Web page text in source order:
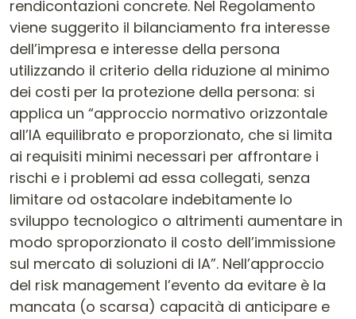
rendicontazioni concrete. Nel Regolamento
viene suggerito il bilanciamento fra interesse
dell’impresa e interesse della persona
utilizzando il criterio della riduzione al minimo
dei costi per la protezione della persona: si
applica un “approccio normativo orizzontale
all’IA equilibrato e proporzionato, che si limita
ai requisiti minimi necessari per affrontare i
rischi e i problemi ad essa collegati, senza
limitare od ostacolare indebitamente lo
sviluppo tecnologico o altrimenti aumentare in
modo sproporzionato il costo dell’immissione
sul mercato di soluzioni di IA”. Nell’approccio
del risk management l’evento da evitare è la
mancata (o scarsa) capacità di anticipare e